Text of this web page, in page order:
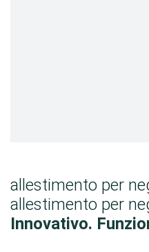
allestimento per
allestimento per
Innovativo.